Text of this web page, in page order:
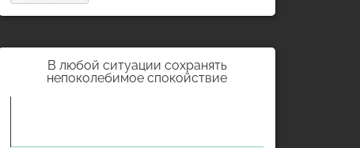
В любой ситуации сохранять
непоколебимое спокойствие